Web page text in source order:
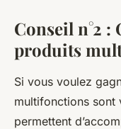
Conseil n°2 :
produits
Si vous voulez
multifonctions sont
permettent